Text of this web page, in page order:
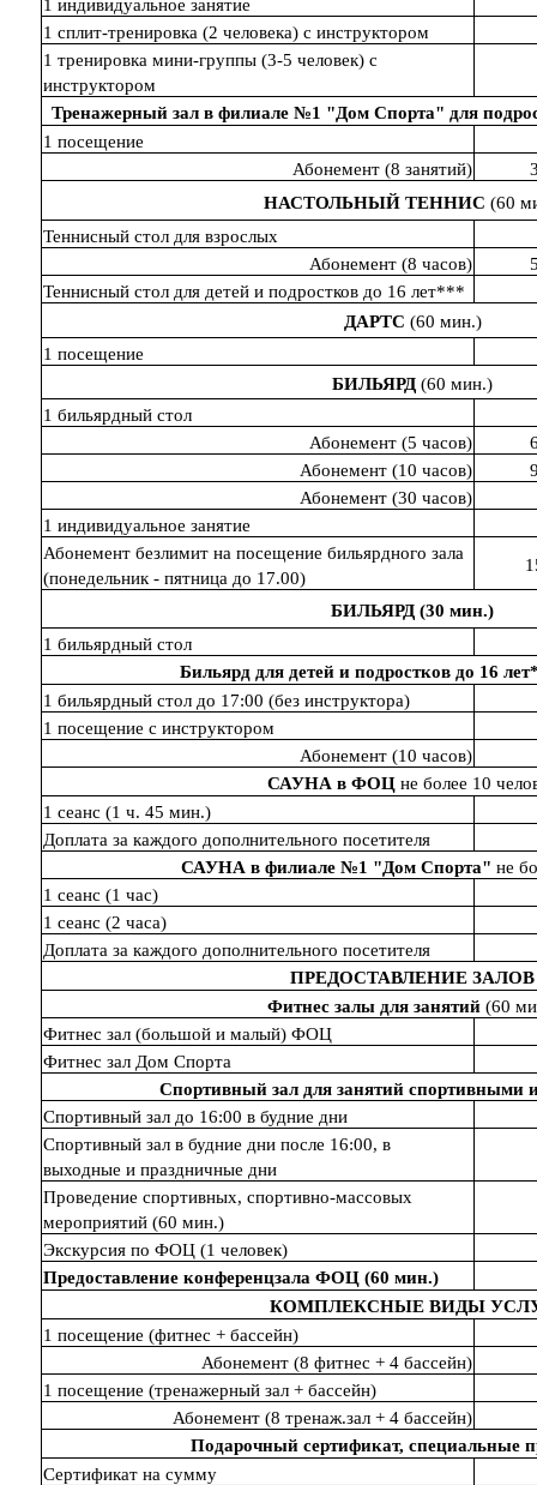
1 индивидуальное занятие
1 сплит-тренировка (2 человека) с инструктором
1 тренировка мини-группы (3-5 человек) с
инструктором
Тренажерный зал в филиале №1 "Дом Спорта" для
1 посещение
Абонемент (8 занятий)
НАСТОЛЬНЫЙ ТЕННИС (60
Теннисный стол для взрослых
Абонемент (8 часов)
Теннисный стол для детей и подростков до 16 лет***
ДАРТС (60 мин.)
1 посещение
БИЛЬЯРД(60 мин.)
1 бильярдный стол
Абонемент (5 часов)
Абонемент (10 часов)
Абонемент (30 часов)
1 индивидуальное занятие
Абонемент безлимит на посещение бильярдного зала
(понедельник - пятница до 17.00)
БИЛЬЯРД (30 мин.)
1 бильярдный стол
Бильярд для детей и подростков до 16
1 бильярдный стол до 17:00 (без инструктора)
1 посещение с инструктором
Абонемент (10 часов)
САУНА в ФОЦне более 10
1 сеанс (1 ч. 45 мин.)
Доплата за каждого дополнительного посетителя
САУНА в филиале №1 "Дом Спорта" не
1 сеанс (1 час)
1 сеанс (2 часа)
Доплата за каждого дополнительного посетителя
ПРЕДОСТАВЛЕНИЕ ЗАЛОВ
Фитнес залы для занятий (60
Фитнес зал (большой и малый) ФОЦ
Фитнес зал Дом Спорта
Спортивный зал для занятий спортивными
Спортивный зал до 16:00 в будние дни
Спортивный зал в будние дни после 16:00, в
выходные и праздничные дни
Проведение спортивных, спортивно-массовых
мероприятий (60 мин.)
Экскурсия по ФОЦ (1 человек)
Предоставление конференцзала ФОЦ (60 мин.)
КОМПЛЕКСНЫЕ ВИДЫ
1 посещение (фитнес + бассейн)
Абонемент (8 фитнес + 4 бассейн)
1 посещение (тренажерный зал + бассейн)
Абонемент (8 тренаж.зал + 4 бассейн)
Подарочный сертификат, специальные
Сертификат на сумму